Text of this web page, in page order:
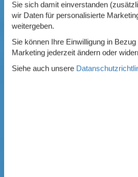
Sie sich damit einverstanden
wir Daten für personalisierte
weitergeben.
Sie können Ihre Einwilligung in
Marketing jederzeit ändern oder
Siehe auch unsere